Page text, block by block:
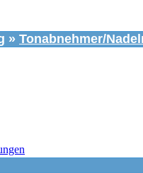
» Tonabnehmer/